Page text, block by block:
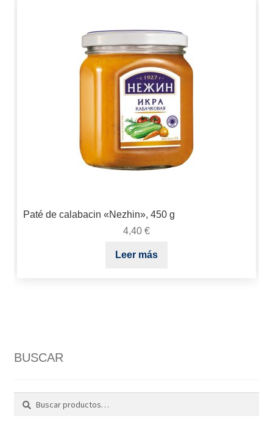
Paté de calabaсin «Nezhin», 450 g
4,40 €
Leer más
BUSCAR
Buscar